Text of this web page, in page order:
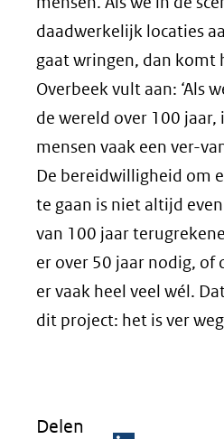
daadwerkelijk locaties
gaat wringen, dan komt
Overbeek vult aan: ‘Als
de wereld over 100 jaar,
mensen vaak een ver-
De bereidwilligheid om
te gaan is niet altijd
van 100 jaar
er over 50 jaar nodig, of
er vaak heel veel wél.
dit project: het is ver
Delen